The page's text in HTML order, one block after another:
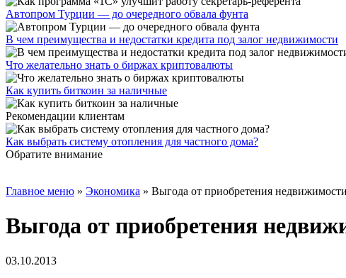
Автопром Турции — до очередного обвала фунта
В чем преимущества и недостатки кредита под залог недвижимости
Что желательно знать о биржах криптовалюты
Как купить биткоин за наличные
Рекомендации клиентам
Как выбрать систему отопления для частного дома?
Обратите внимание
Главное меню » Экономика » Выгода от приобретения
Выгода от приобретения
03.10.2013